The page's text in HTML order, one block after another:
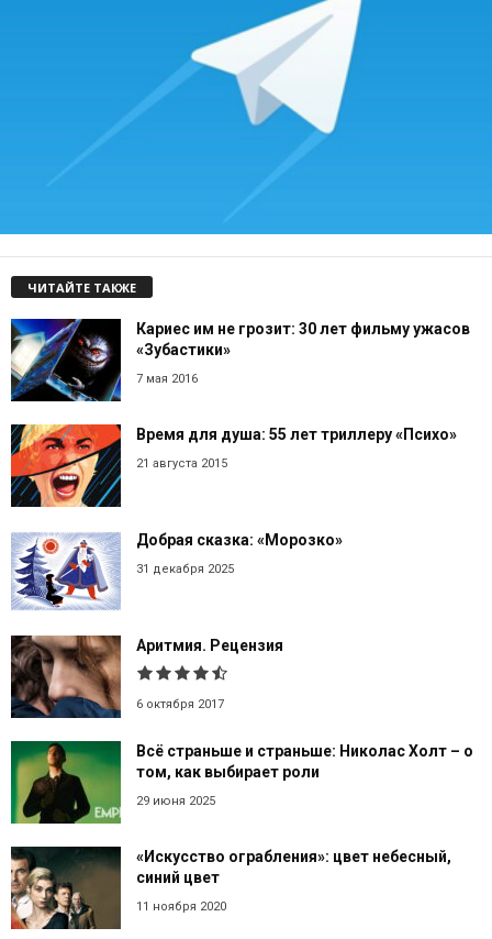
ЧИТАЙТЕ ТАКЖЕ
Кариес им не грозит: 30 лет фильму ужасов
«Зубастики»
7 мая 2016
Время для душа: 55 лет триллеру «Психо»
21 августа 2015
Добрая сказка: «Морозко»
31 декабря 2025
Аритмия. Рецензия
6 октября 2017
Всё страньше и страньше: Николас Холт – о
том, как выбирает роли
29 июня 2025
«Искусство ограбления»: цвет небесный,
синий цвет
11 ноября 2020